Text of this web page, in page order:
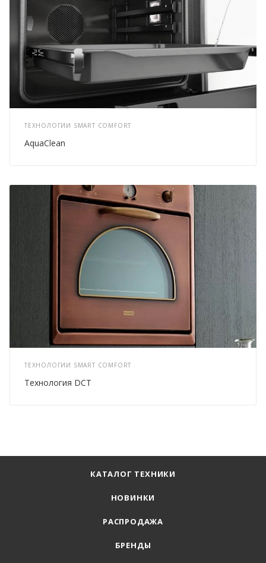
ТЕХНОЛОГИИ SMART COMFORT
AquaClean
ТЕХНОЛОГИИ SMART COMFORT
Технология DCT
КАТАЛОГ ТЕХНИКИ
НОВИНКИ
РАСПРОДАЖА
БРЕНДЫ